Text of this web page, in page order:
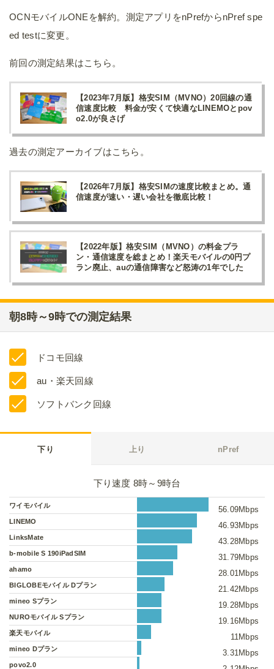
OCNモバイルONEを解約。測定アプリをnPrefからnPref spe
ed testに変更。
前回の測定結果はこちら。
【2023年7月版】格安SIM（MVNO）20回線の通
信速度比較 料金が安くて快適なLINEMOとpov
o2.0が良さげ
過去の測定アーカイブはこちら。
【2026年7月版】格安SIMの速度比較まとめ。通
信速度が速い・遅い会社を徹底比較！
【2022年版】格安SIM（MVNO）の料金プラ
ン・通信速度を総まとめ！楽天モバイルの0円プ
ラン廃止、auの通信障害など怒涛の1年でした
朝8時～9時での測定結果
ドコモ回線
au・楽天回線
ソフトバンク回線
下り 上り nPref
下り速度 8時～9時台
ワイモバイル 56.09Mbps
LINEMO 46.93Mbps
LinksMate 43.28Mbps
b-mobile S 190iPadSIM 31.79Mbps
ahamo 28.01Mbps
BIGLOBEモバイル Dプラン 21.42Mbps
mineo Sプラン 19.28Mbps
NUROモバイル Sプラン 19.16Mbps
楽天モバイル 11Mbps
mineo Dプラン 3.31Mbps
povo2.0